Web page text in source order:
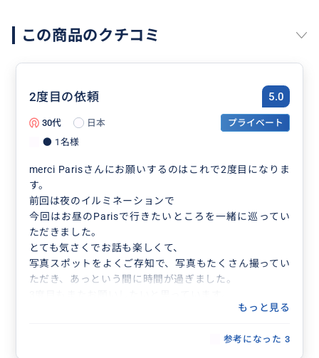
この商品のクチコミ
2度目の依頼 5.0
30代 日本
プライベート
● 1名様
merci Parisさんにお願いするのはこれで2度目になりま
す。
前回は夜のイルミネーションで
今回はお昼のParisで行きたいところを一緒に巡ってい
ただきました。
とても気さくでお話も楽しくて、
写真スポットをよくご存知で、写真もたくさん撮ってい
ただき、あっという間に時間が過ぎました。
もっと見る
参考になった 3